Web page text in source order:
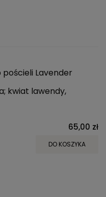
pościeli Lavender
kwiat lawendy,
65,00 zł
DO KOSZYKA